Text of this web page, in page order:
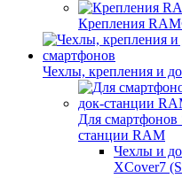
Крепления
Чехлы, крепления и
Для смартфонов
станции RAM
Чехлы и
XCover7